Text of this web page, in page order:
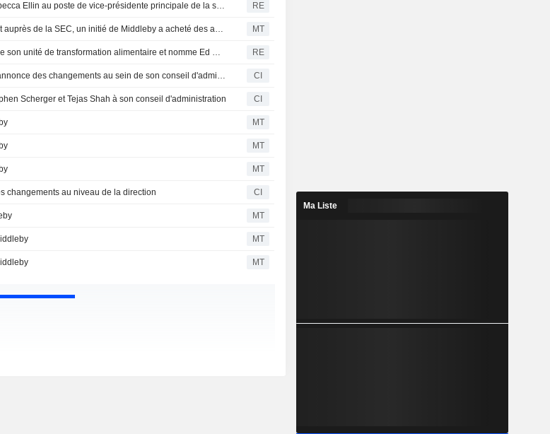
Middleby nomme Rebecca Ellin au poste de vice-présidente principale de la stratégie investisseurs et du développement d'entreprise RE
Selon un récent dépôt auprès de la SEC, un initié de Middleby a acheté des actions pour une valeur de 7 665 034 dollars. MT
Middleby se sépare de son unité de transformation alimentaire et nomme Ed Garden au conseil d'administration RE
La société Middleby annonce des changements au sein de son conseil d'administration CI
Scherger et Tejas Shah à son conseil d'administration CI
MT
MT
MT
changements au niveau de la direction CI
MT
MT
MT
Ma Liste